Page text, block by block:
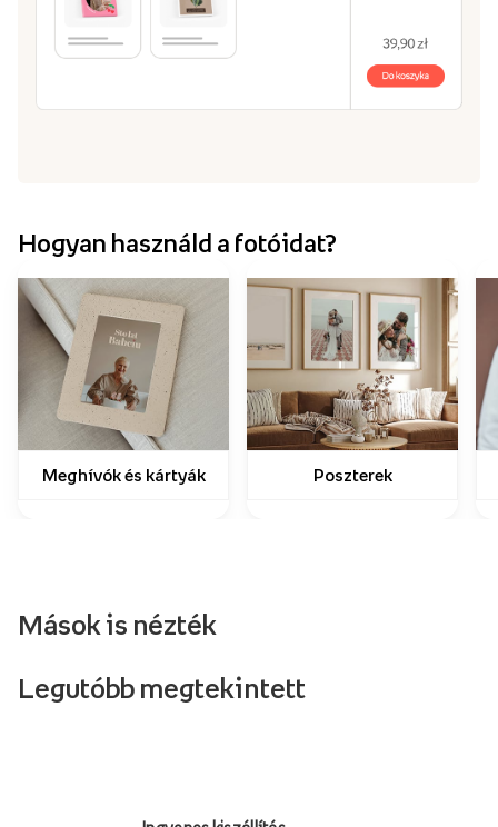
Hogyan használd a fotóidat?
Meghívók és kártyák Poszterek
Mások is nézték
Legutóbb megtekintett